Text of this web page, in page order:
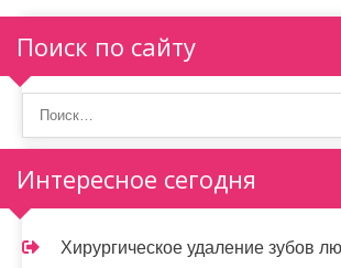
и
я
п
о
з
а
Поиск по сайту
Интересное сегодня
Хирургическое удаление зубов